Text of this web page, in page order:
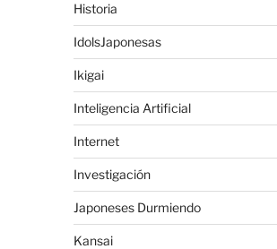
Historia
IdolsJaponesas
Ikigai
Inteligencia Artificial
Internet
Investigación
Japoneses Durmiendo
Kansai